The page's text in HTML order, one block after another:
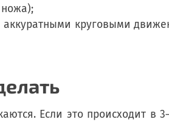
круговыми
Если это происходит в